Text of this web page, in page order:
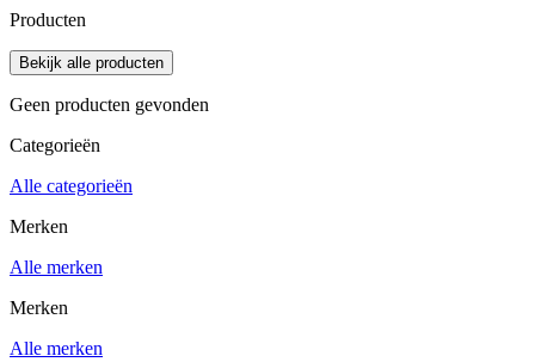
Producten
Geen producten gevonden
Categorieën
Alle categorieën
Merken
Alle merken
Merken
Alle merken